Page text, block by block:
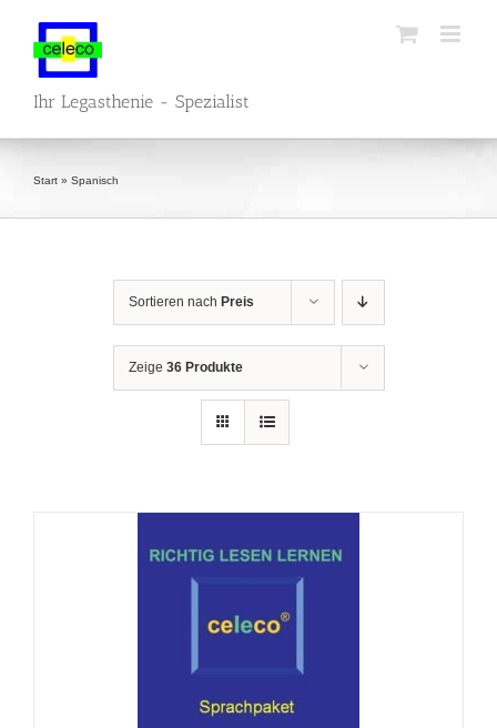
springen
Ihr Legasthenie - Spezialist
Start » Spanisch
Sortieren nach Preis
Zeige 36 Produkte